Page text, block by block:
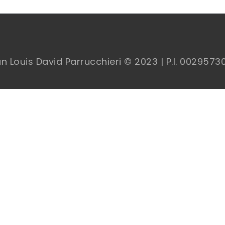
Louis David Parrucchieri © 2023 | P.I. 00